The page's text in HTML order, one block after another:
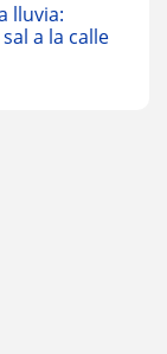
lluvia:
a la calle